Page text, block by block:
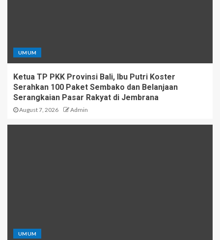
UMUM
Ketua TP PKK Provinsi Bali, Ibu Putri Koster
Serahkan 100 Paket Sembako dan Belanjaan
Serangkaian Pasar Rakyat di Jembrana
August 7, 2026 Admin
UMUM